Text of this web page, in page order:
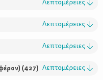
Λεπτομέρειες ↓
Λεπτομέρειες ↓
Λεπτομέρειες ↓
(427) Λεπτομέρειες ↓